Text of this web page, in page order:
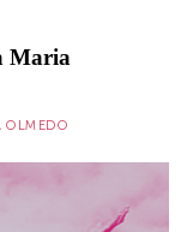
Maria
OLMEDO